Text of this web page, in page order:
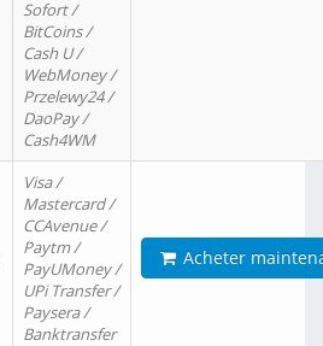
Sofort /
BitCoins /
Cash U /
WebMoney /
Przelewy24 /
DaoPay /
Cash4WM
Visa /
Mastercard /
CCAvenue /
Paytm /
PayUMoney /
UPi Transfer /
Paysera /
Banktransfer
Acheter